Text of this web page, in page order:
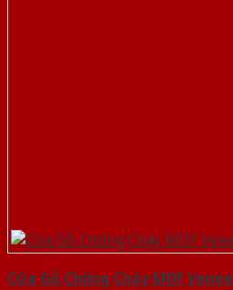
Cửa Gỗ Chống Cháy MDF